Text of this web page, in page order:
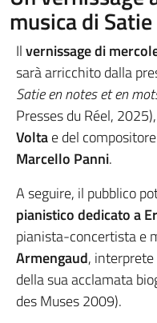
musica di Satie
Ilvernissage di
sarà arricchito dalla
Satie en notes et en
Presses du Réel,
Voltae del
Marcello Panni.
A seguire, il pubblico
pianistico dedicato a
pianista-concertista e
Armengaud,
della sua acclamata
des Muses 2009).